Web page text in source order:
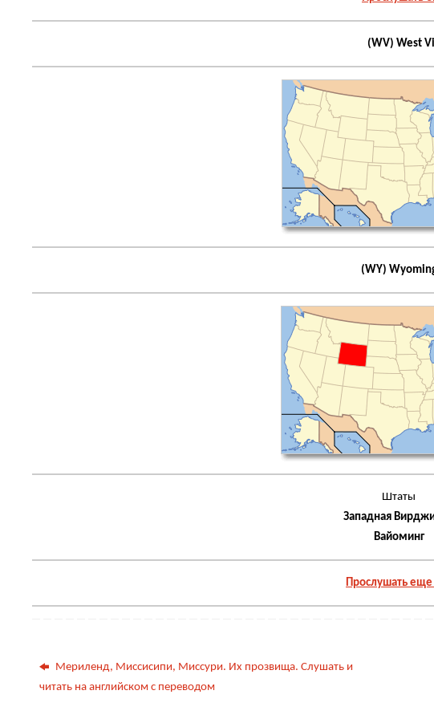
(WV) West
(WY)
Штаты
Западная
Вайоминг
Прослушать еще
Мериленд, Миссисипи, Миссури. Их прозвища. Слушать и
читать на английском с переводом